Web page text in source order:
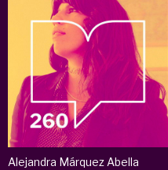
Alejandra Márquez Abella